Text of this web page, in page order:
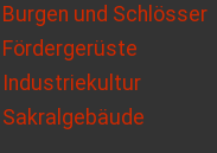
Burgen und Schlösser
Fördergerüste
Industriekultur
Sakralgebäude